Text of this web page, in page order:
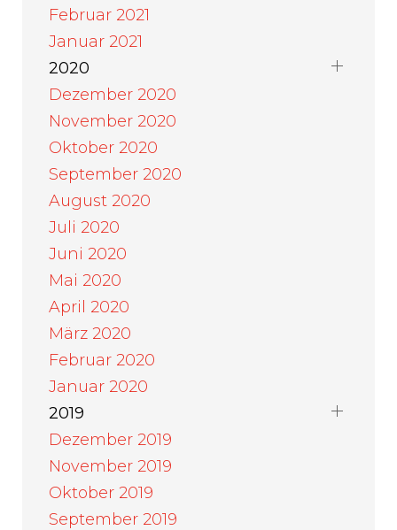
Februar 2021
Januar 2021
2020
Dezember 2020
November 2020
Oktober 2020
September 2020
August 2020
Juli 2020
Juni 2020
Mai 2020
April 2020
März 2020
Februar 2020
Januar 2020
2019
Dezember 2019
November 2019
Oktober 2019
September 2019